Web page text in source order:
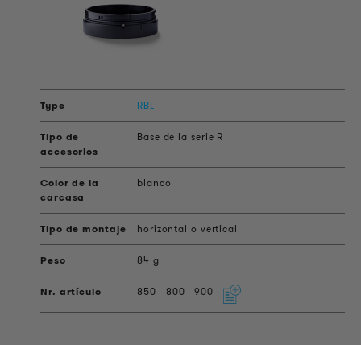
RBL
Base de la serie R
blanco
horizontal o vertical
84 g
850 800 900